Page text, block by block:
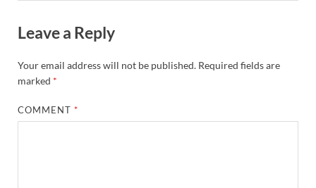
Leave a Reply
Your email address will not be published. Required fields are
marked *
COMMENT*